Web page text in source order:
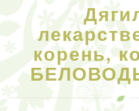
корень,